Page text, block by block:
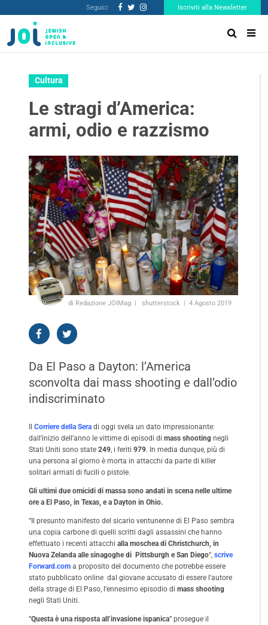
Seguici: Iscriviti alla Newsletter
Cultura
Le stragi d’America:
armi, odio e razzismo
di Redazione JOIMag shutterstock 4 Agosto 2019
Da El Paso a Dayton: l’America
sconvolta dai mass shooting e dall’odio
indiscriminato
Il Corriere della Sera di oggi svela un dato impressionante:
dall’inizio dell’anno le vittime di episodi di mass shooting negli
Stati Uniti sono state 249 , i feriti 979. In media dunque, più di
una persona al giorno è morta in attacchi da parte di killer
solitari armati di fucili o pistole.
Gli ultimi due omicidi di massa sono andati in scena nelle ultime
ore a El Paso, in Texas, e a Dayton in Ohio.
“Il presunto manifesto del sicario ventunenne di El Paso sembra
una copia carbone di quelli scritti dagli assassini che hanno
effettuato i recenti attacchi alla moschea di Christchurch, in
Nuova Zelanda alle sinagoghe di Pittsburgh e San Diego“, scrive
Forward.com a proposito del documento che potrebbe essere
stato pubblicato online dal giovane accusato di essere l’autore
della strage di El Paso, l’ennesimo episodio di mass shooting
negli Stati Uniti.
“Questa è una risposta all’invasione ispanica” prosegue il